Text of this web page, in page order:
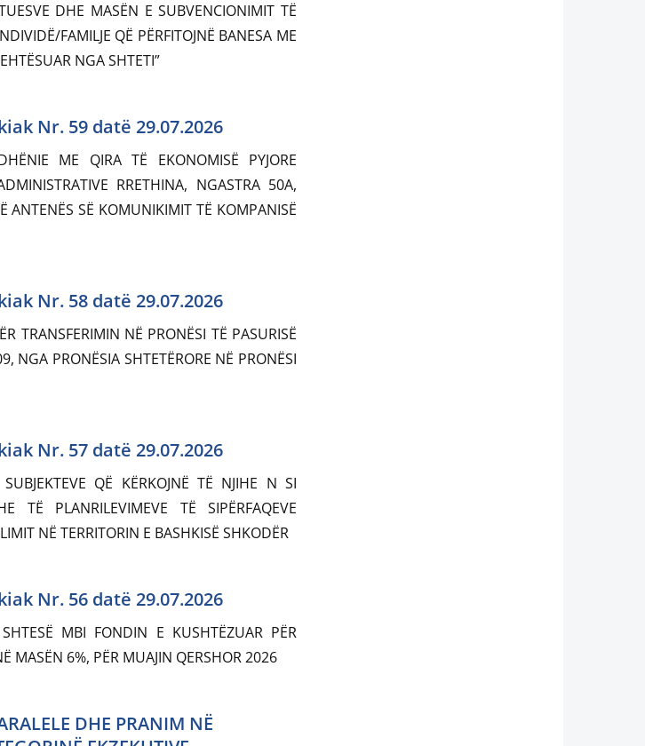
DHE MASËN E SUBVENCIONIMIT TË
FAMILJE QË PËRFITOJNË BANESA ME
NGA SHTETI”
Nr. 59 datë 29.07.2026
ME QIRA TË EKONOMISË PYJORE
RRETHINA, NGASTRA 50A,
ANTENËS SË KOMUNIKIMIT TË KOMPANISË
Nr. 58 datë 29.07.2026
TRANSFERIMIN NË PRONËSI TË PASURISË
NGA PRONËSIA SHTETËRORE NË PRONËSI
Nr. 57 datë 29.07.2026
QË KËRKOJNË TË NJIHE N SI
TË PLANRILEVIMEVE TË SIPËRFAQEVE
NË TERRITORIN E BASHKISË SHKODËR
Nr. 56 datë 29.07.2026
MBI FONDIN E KUSHTËZUAR PËR
MASËN 6%, PËR MUAJIN QERSHOR 2026
DHE PRANIM NË